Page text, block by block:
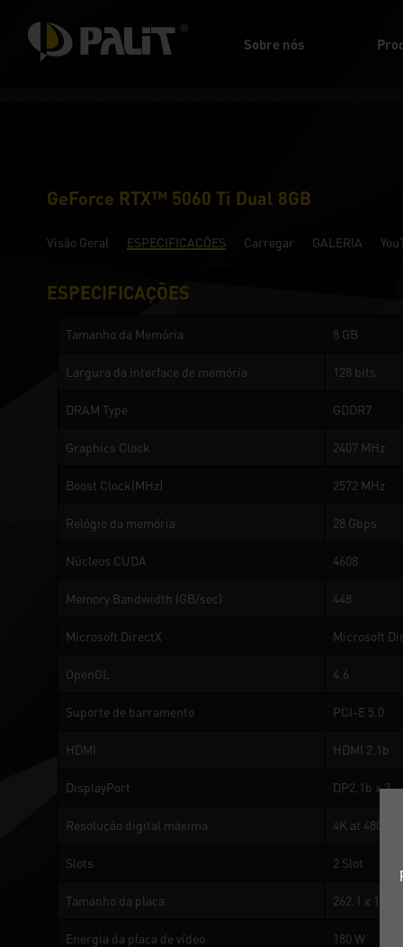
Sobre nós
GeForce RTX™ 5060 Ti Dual 8GB
Visão Geral ESPECIFICAÇÕES Carregar GALERIA
ESPECIFICAÇÕES
Tamanho da Memória 8 GB
Largura da interface de memória 128 bits
DRAM Type GDDR7
Graphics Clock 2407 MHz
Boost Clock(MHz) 2572 MHz
Relógio da memória 28 Gbps
Núcleos CUDA 4608
Memory Bandwidth (GB/sec) 448
Microsoft DirectX Microsoft
OpenGL 4.6
Suporte de barramento PCI-E 5.0
HDMI HDMI 2.1b
DisplayPort DP2.1b x 3
Resolução digital máxima 4K at 480Hz
Slots 2 Slot
Tamanho da placa 262.1 x
Energia da placa de vídeo 180 W